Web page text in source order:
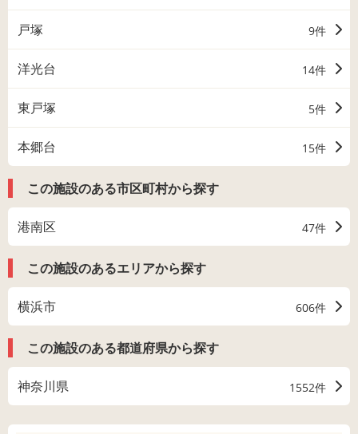
戸塚 9件
洋光台 14件
東戸塚 5件
本郷台 15件
この施設のある市区町村から探す
港南区 47件
この施設のあるエリアから探す
横浜市 606件
この施設のある都道府県から探す
神奈川県 1552件